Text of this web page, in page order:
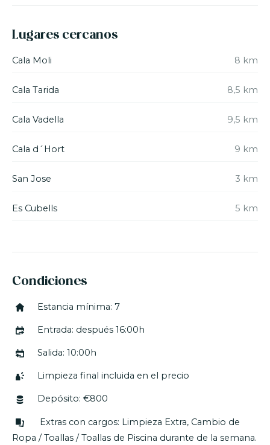
de matrimonio y una con cama individual, para7
cerrada con salida a un bonito porche. Desde un
confortable también se accede al porche y al patio
disfrute de la tranquilidad y las espléndidas vistas.
En la zona de la piscina hay tumbonas y una mesa
comensales, ideal para disfrutar de las comidas al
en la parte más alta de la casa una cama tipo
chill-
tranquilidad.
Lugares cercanos
Cala Moli 8 km
Cala Tarida 8,5 km
Cala Vadella 9,5 km
Cala d´Hort 9 km
San Jose 3 km
Es Cubells 5 km
Condiciones
Estancia mínima: 7
Entrada: después 16:00h
Salida: 10:00h
Limpieza final incluida en el precio
Depósito: €800
Extras con cargos: Limpieza Extra, Cambio de
Ropa / Toallas / Toallas de Piscina durante de la semana.